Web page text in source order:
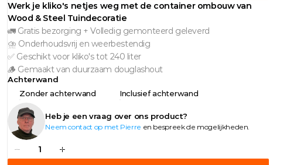
Werk je kliko's netjes weg met de container ombouw van
Wood & Steel Tuindecoratie
🚛 Gratis bezorging + Volledig gemonteerd geleverd
🪵 Gemaakt van duurzaam douglashout
⛈️ Onderhoudsvrij en weerbestendig
✅ Geschikt voor kliko's tot 240 liter
Achterwand
Zonder achterwand
Inclusief achterwand
Heb je een vraag over ons product?
Neem contact op met Pierre en bespreek de mogelijkheden.